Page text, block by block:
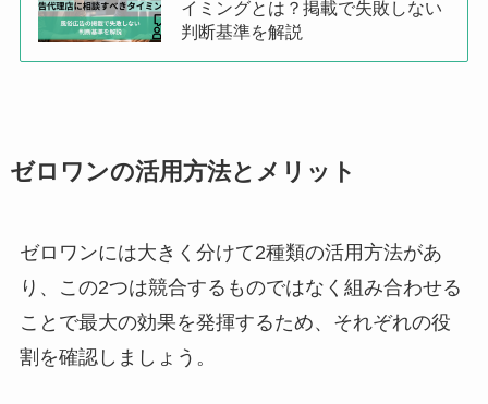
イミングとは？掲載で失敗しない
判断基準を解説
ゼロワンの活用方法とメリット
ゼロワンには大きく分けて2種類の活用方法があ
り、この2つは競合するものではなく組み合わせる
ことで最大の効果を発揮するため、それぞれの役
割を確認しましょう。